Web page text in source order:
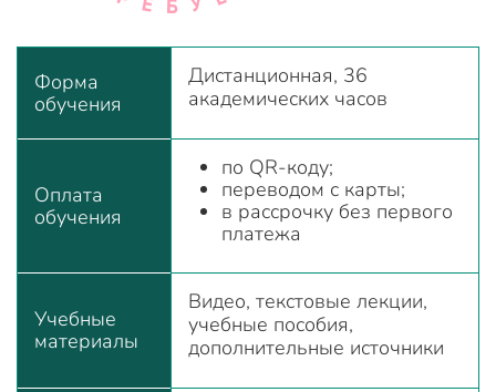
Форма
обучения
Дистанционная, 36
академических часов
Оплата
обучения
по QR-коду;
переводом с карты;
в рассрочку без первого
платежа
Учебные
материалы
Видео, текстовые лекции,
учебные пособия,
дополнительные источники